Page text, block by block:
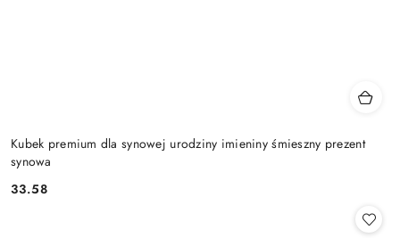
Kubek premium dla synowej urodziny imieniny śmieszny prezent
synowa
Cena:
33.58